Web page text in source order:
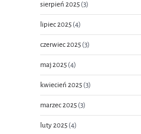
sierpień 2025 (3)
lipiec 2025 (4)
czerwiec 2025 (3)
maj 2025 (4)
kwiecień 2025 (3)
marzec 2025 (3)
luty 2025 (4)